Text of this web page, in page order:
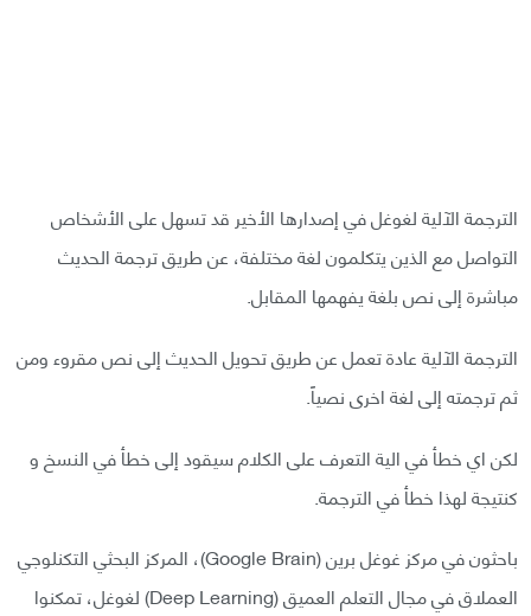
الترجمة الآلية لغوغل في إصدارها الأخير قد تسهل على الأشخاص
التواصل مع الذين يتكلمون لغة مختلفة، عن طريق ترجمة الحديث
مباشرة إلى نص بلغة يفهمها المقابل.
الترجمة الآلية عادة تعمل عن طريق تحويل الحديث إلى نص مقروء ومن
ثم ترجمته إلى لغة اخرى نصياً.
لكن اي خطأ في الية التعرف على الكلام سيقود إلى خطأ في النسخ و
كنتيجة لهذا خطأ في الترجمة.
باحثون في مركز غوغل برين (Google Brain)، المركز البحثي التكنلوجي
العملاق في مجال التعلم العميق (Deep Learning) لغوغل، تمكنوا